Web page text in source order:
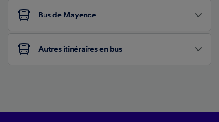
Bus de Mayence
Autres itinéraires en bus